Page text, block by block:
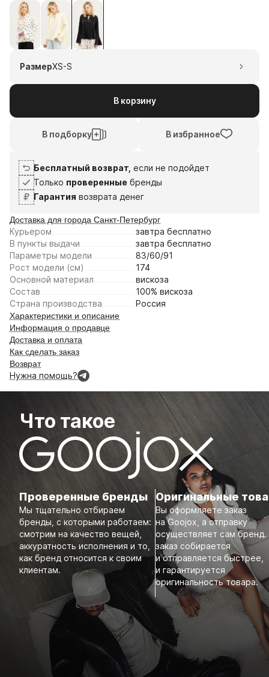
3 250⁠ ⁠₽
без переплат и комиссии
1
авг
2
сен
РазмерXS-S
В корзину
В подборку В избранное
Бесплатный возврат, если не подойдет
Только проверенные бренды
Гарантия возврата денег
Доставка для города Санкт-Петербург
Курьером завтра бесплатно
В пункты выдачи
завтра бесплатно
Параметры модели
83/60/91
Рост модели (см)
174
Основной материал
вискоза
Состав
100% вискоза
Страна производства
Россия
Характеристики и описание
Информация о продавце
Доставка и оплата
Как сделать заказ
Возврат
Нужна помощь?
Что такое
Проверенные бренды
Мы тщательно отбираем
бренды, с которыми работаем:
смотрим на качество вещей,
аккуратность исполнения и то,
как бренд относится к своим
клиентам.
Оригинальные
Вы оформляете заказ
на Goojox, а отправку
осуществляет сам бренд.
заказ собирается
и отправляется быстрее,
и гарантируется
оригинальность товара.